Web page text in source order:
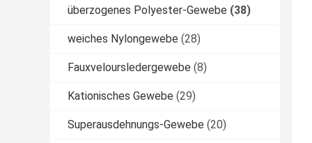
überzogenes Polyester-Gewebe (38)
weiches Nylongewebe (28)
Fauxveloursledergewebe (8)
Kationisches Gewebe (29)
Superausdehnungs-Gewebe (20)